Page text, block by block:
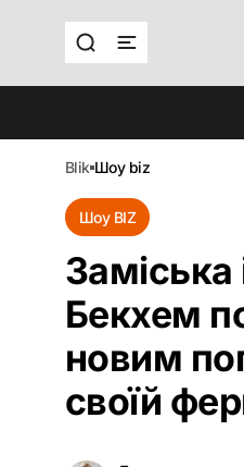
blik шоу biz
Шоу BIZ
Заміська
Бекхем
новим
своїй